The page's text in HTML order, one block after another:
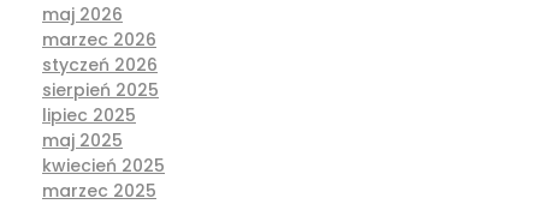
maj 2026
marzec 2026
styczeń 2026
sierpień 2025
lipiec 2025
maj 2025
kwiecień 2025
marzec 2025